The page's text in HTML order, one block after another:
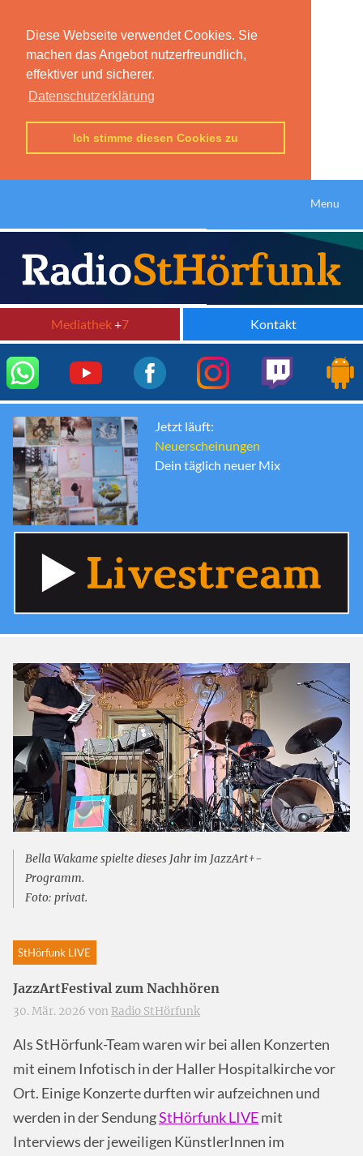
Diese Webseite verwendet Cookies. Sie
machen das Angebot nutzerfreundlich,
effektiver und sicherer.
Datenschutzerklärung
Ich stimme diesen Cookies zu
Menu
Mediathek+7 Kontakt
Jetzt läuft:
Neuerscheinungen
Dein täglich neuer Mix
Bella Wakame spielte dieses Jahr im JazzArt+-
Programm.
Foto: privat.
StHörfunk LIVE
JazzArtFestival zum Nachhören
30. Mär. 2026 von Radio StHörfunk
Als StHörfunk-Team waren wir bei allen Konzerten
mit einem Infotisch in der Haller Hospitalkirche vor
Ort. Einige Konzerte durften wir aufzeichnen und
werden in der SendungStHörfunk LIVEmit
Interviews der jeweiligen KünstlerInnen im